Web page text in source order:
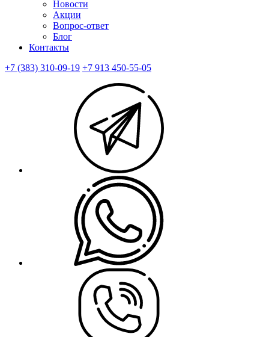
Новости
Акции
Вопрос-ответ
Блог
Контакты
+7 (383) 310-09-19 +7 913 450-55-05